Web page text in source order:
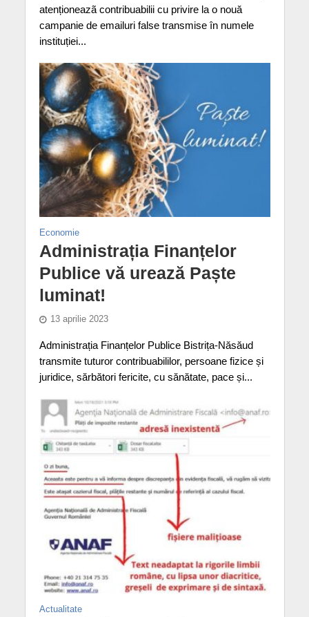
atenționeazã contribuabilii cu privire la o nouă
campanie de emailuri false transmise în numele
instituției...
Economie
Administrația Finanțelor
Publice vă urează Paște
luminat!
13 aprilie 2023
Administrația Finanțelor Publice Bistrița-Năsăud
transmite tuturor contribuabililor, persoane fizice și
juridice, sărbători fericite, cu sănătate, pace și...
Actualitate